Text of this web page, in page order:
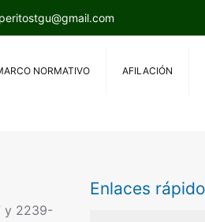
NORMATIVO AFILACIÓN
y 2239-
Enlaces